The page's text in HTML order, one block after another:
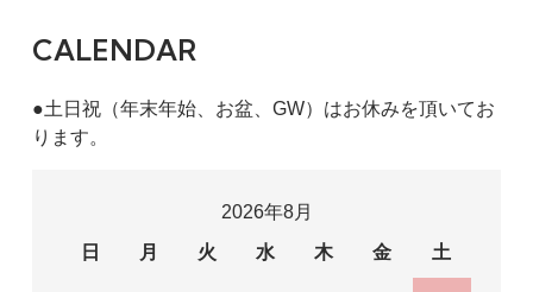
CALENDAR
●土日祝（年末年始、お盆、GW）はお休みを頂いてお
ります。
2026年8月
日
月 火 水 木 金 土